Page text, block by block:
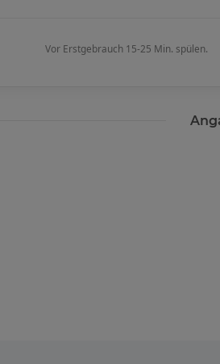
Vor Erstgebrauch 15-25 Min. spülen.